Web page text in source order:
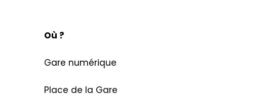
Où ?
Gare numérique
Place de la Gare